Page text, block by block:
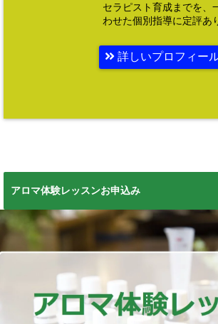
セラピスト育成までを、
わせた個別指導に定評あ
詳しいプロフィー
アロマ体験レッスンお申込み